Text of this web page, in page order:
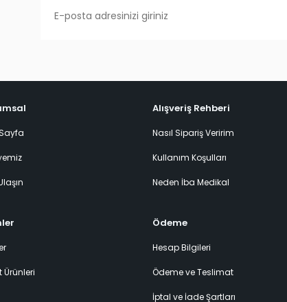
Alışveriş Rehberi
Nasıl Sipariş Veririm
Kullanım Koşulları
Neden İba Medikal
Ürünleri
Ödeme
Hesap Bilgileri
Ödeme ve Teslimat
İptal ve İade Şartları